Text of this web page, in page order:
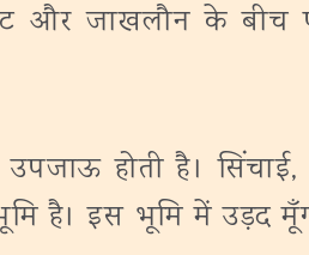
और जाखलौन के बीच
होती है।
है। इस भूमि में उड़द